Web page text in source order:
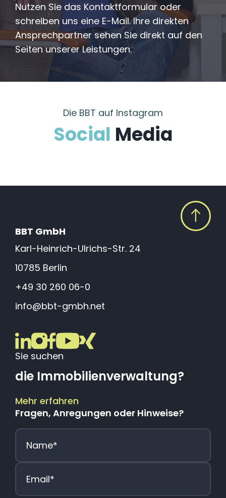
Nutzen Sie das Kontaktformular oder
schreiben uns eine E-Mail. Ihre direkten
Ansprechpartner sehen Sie direkt auf den
Seiten unserer Leistungen.
Die BBT auf Instagram
Social Media
BBT GmbH
Karl-Heinrich-Ulrichs-Str. 24
10785 Berlin
+49 30 260 06-0
info@bbt-gmbh.net
Sie suchen
die Immobilienverwaltung?
Mehr erfahren
Fragen, Anregungen oder Hinweise?